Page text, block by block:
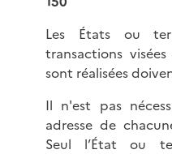
Les États ou
transactions visées
sont réalisées
Il n'est pas
adresse de
Seul l’État ou